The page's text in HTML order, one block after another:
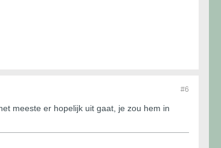
#6
meeste er hopelijk uit gaat, je zou hem in